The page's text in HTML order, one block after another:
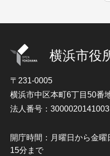
横浜市役
〒231-0005
横浜市中区本町6丁目50番
法人番号：3000020141003
開庁時間：月曜日から金
15分まで